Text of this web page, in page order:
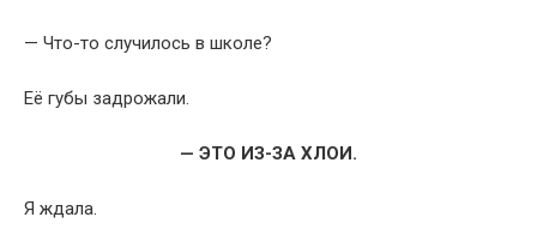
— Что-то случилось в школе?
Её губы задрожали.
— ЭТО ИЗ-ЗА ХЛОИ.
Я ждала.